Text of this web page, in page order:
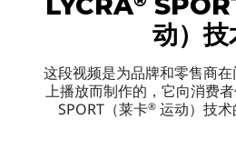
动）技
这段视频是为品牌和零售商
上播放而制作的，它向消费
SPORT（莱卡® 运动）技术